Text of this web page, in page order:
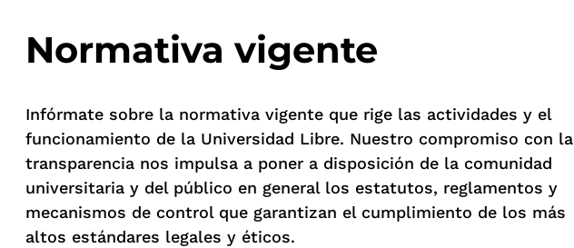
Normativa vigente
Infórmate sobre la normativa vigente que rige las actividades y el
funcionamiento de la Universidad Libre. Nuestro compromiso con la
transparencia nos impulsa a poner a disposición de la comunidad
universitaria y del público en general los estatutos, reglamentos y
mecanismos de control que garantizan el cumplimiento de los más
altos estándares legales y éticos.